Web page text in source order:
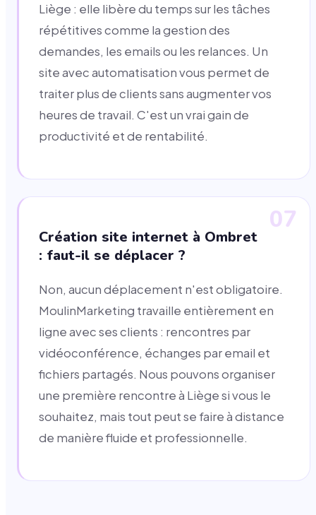
Liège : elle libère du temps sur les tâches
répétitives comme la gestion des
demandes, les emails ou les relances. Un
site avec automatisation vous permet de
traiter plus de clients sans augmenter vos
heures de travail. C'est un vrai gain de
productivité et de rentabilité.
07
Création site internet à Ombret
: faut-il se déplacer ?
Non, aucun déplacement n'est obligatoire.
MoulinMarketing travaille entièrement en
ligne avec ses clients : rencontres par
vidéoconférence, échanges par email et
fichiers partagés. Nous pouvons organiser
une première rencontre à Liège si vous le
souhaitez, mais tout peut se faire à distance
de manière fluide et professionnelle.